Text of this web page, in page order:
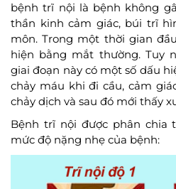
bệnh trĩ nội là bệnh không
thần kinh cảm giác, búi trĩ
môn. Trong một thời gian
hiện bằng mắt thường. Tuy
giai đoạn này có một số dấu
chảy máu khi đi cầu, cảm
chảy dịch và sau đó mới thấy
Bệnh trĩ nội được phân chia
mức độ nặng nhẹ của bệnh: